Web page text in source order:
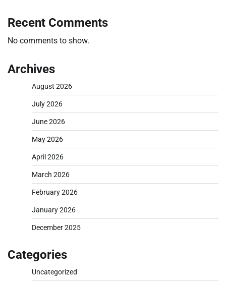
Recent Comments
No comments to show.
Archives
August 2026
July 2026
June 2026
May 2026
April 2026
March 2026
February 2026
January 2026
December 2025
Categories
Uncategorized